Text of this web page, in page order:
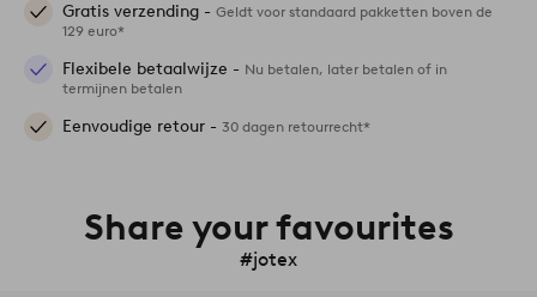
Gratis verzending - Geldt voor standaard pakketten boven de
129 euro*
Flexibele betaalwijze - Nu betalen, later betalen of in
termijnen betalen
Eenvoudige retour - 30 dagen retourrecht*
Share your favourites
#jotex